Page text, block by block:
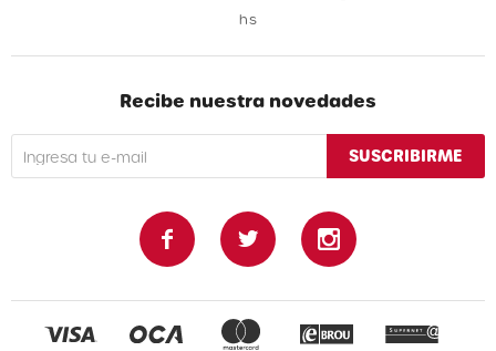
hs
Recibe nuestra novedades
SUSCRIBIRME
  